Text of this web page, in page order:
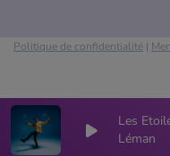
Les
Léman
Politique de confidentialité |